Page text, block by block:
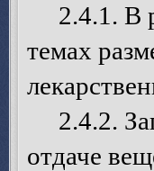
2.4.1. В
темах
2.4.2.
отдаче